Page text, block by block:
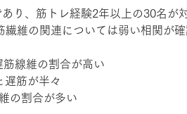
り、筋トレ経験2年以上の30名が
維の関連については弱い相関が確
筋線維の割合が高い
遅筋が半々
の割合が多い